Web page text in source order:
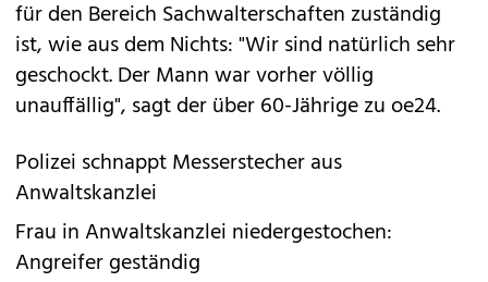
für den Bereich Sachwalterschaften zuständig
ist, wie aus dem Nichts: "Wir sind natürlich sehr
geschockt. Der Mann war vorher völlig
unauffällig", sagt der über 60-Jährige zu oe24.
Polizei schnappt Messerstecher aus
Anwaltskanzlei
Frau in Anwaltskanzlei niedergestochen:
Angreifer geständig